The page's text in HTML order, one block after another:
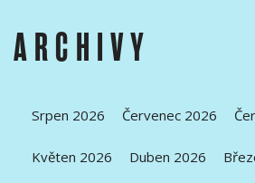
ARCHIVY
Srpen 2026 Červenec 2026
Květen 2026 Duben 2026